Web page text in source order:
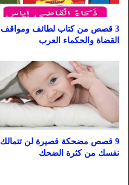
3 قصص من كتاب لطائف ومواقف
القضاة والحكماء العرب
9 قصص مضحكة قصيرة لن تتمالك
نفسك من كثرة الضحك